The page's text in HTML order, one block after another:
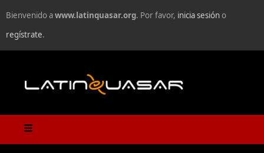
Bienvenido awww.latinquasar.org. Por favor, inicia sesióno
regístrate.